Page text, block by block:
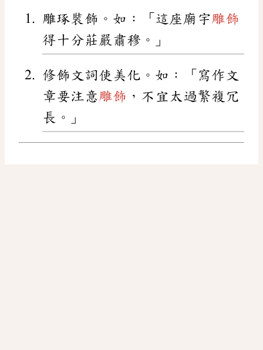
雕琢裝飾。如：「這座廟宇雕飾
得十分莊嚴肅穆。」
修飾文詞使美化。如：「寫作文
章要注意 雕飾 ，不宜太過繁複冗
長。」